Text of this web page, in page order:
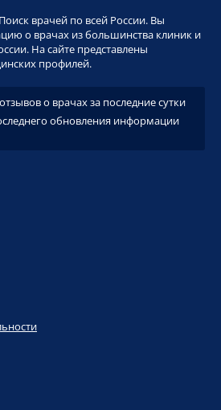
врачей по всей России. Вы
о врачах из большинства клиник и
На сайте представлены
профилей.
о врачах за последние сутки
обновления информации